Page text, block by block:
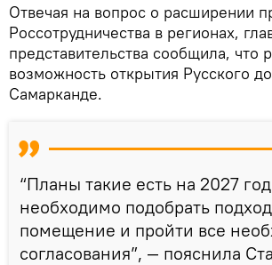
Отвечая на вопрос о расширении
Россотрудничества в регионах,
представительства сообщила, что
возможность открытия Русского
Самарканде.
“Планы такие есть на 2027
необходимо подобрать
помещение и пройти все
согласования”, — пояснила